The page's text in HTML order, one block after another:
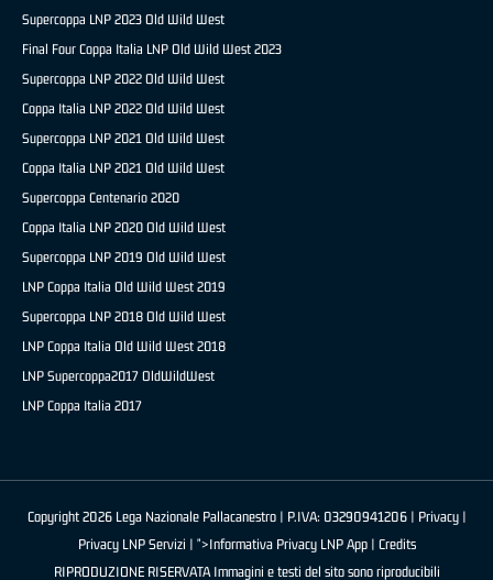
Supercoppa LNP 2023 Old Wild West
Final Four Coppa Italia LNP Old Wild West 2023
Supercoppa LNP 2022 Old Wild West
Coppa Italia LNP 2022 Old Wild West
Supercoppa LNP 2021 Old Wild West
Coppa Italia LNP 2021 Old Wild West
Supercoppa Centenario 2020
Coppa Italia LNP 2020 Old Wild West
Supercoppa LNP 2019 Old Wild West
LNP Coppa Italia Old Wild West 2019
Supercoppa LNP 2018 Old Wild West
LNP Coppa Italia Old Wild West 2018
LNP Supercoppa2017 OldWildWest
LNP Coppa Italia 2017
Copyright 2026 Lega Nazionale Pallacanestro | P.IVA: 03290941206 | Privacy|
Privacy LNP Servizi | ">Informativa Privacy LNP App | Credits
RIPRODUZIONE RISERVATA Immagini e testi del sito sono riproducibili